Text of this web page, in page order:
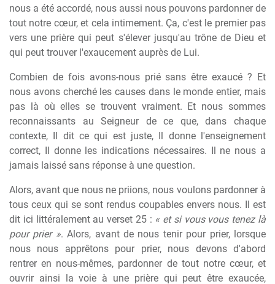
nous a été accordé, nous aussi nous pouvons pardonner de
tout notre cœur, et cela intimement. Ça, c'est le premier pas
vers une prière qui peut s'élever jusqu'au trône de Dieu et
qui peut trouver l'exaucement auprès de Lui.
Combien de fois avons-nous prié sans être exaucé ? Et
nous avons cherché les causes dans le monde entier, mais
pas là où elles se trouvent vraiment. Et nous sommes
reconnaissants au Seigneur de ce que, dans chaque
contexte, Il dit ce qui est juste, Il donne l'enseignement
correct, Il donne les indications nécessaires. Il ne nous a
jamais laissé sans réponse à une question.
Alors, avant que nous ne priions, nous voulons pardonner à
tous ceux qui se sont rendus coupables envers nous. Il est
dit ici littéralement au verset 25 : « et si vous vous tenez là
pour prier ». Alors, avant de nous tenir pour prier, lorsque
nous nous apprêtons pour prier, nous devons d'abord
rentrer en nous-mêmes, pardonner de tout notre cœur, et
ouvrir ainsi la voie à une prière qui peut être exaucée,